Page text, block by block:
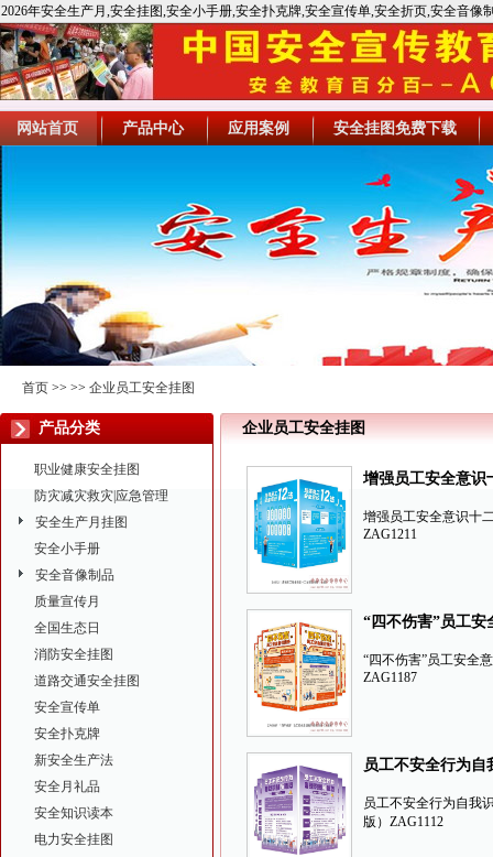
2026年安全生产月,安全挂图,安全小手册,安全扑克牌,安全宣传单,安全折页,安全音像
全宣教用品,应急救援,急救包
网站首页 产品中心 应用案例 安全挂图免费下载
首页 >> >> 企业员工安全挂图
产品分类
职业健康安全挂图
防灾减灾救灾|应急管理
安全生产月挂图
安全小手册
安全音像制品
质量宣传月
全国生态日
消防安全挂图
道路交通安全挂图
安全宣传单
安全扑克牌
新安全生产法
安全月礼品
安全知识读本
电力安全挂图
企业员工安全挂图
增强员工安全意识
增强员工安全意识十
ZAG1211
“四不伤害”员工安
“四不伤害”员工安全
ZAG1187
员工不安全行为自
员工不安全行为自我
版）ZAG1112